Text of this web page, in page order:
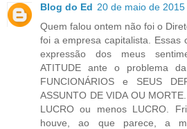
Blog do Ed 20 de maio de
Quem falou ontem não foi o
foi a empresa capitalista. Essas
expressão dos meus
ATITUDE ante o problema
FUNCIONÁRIOS e SEUS
ASSUNTO DE VIDA OU
LUCRO ou menos LUCRO.
houve, ao que parece, a